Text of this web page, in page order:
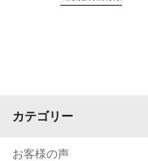
カテゴリー
お客様の声